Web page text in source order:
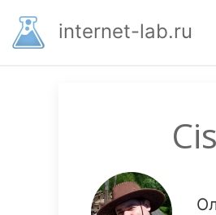
основномуinternet-lab.ru